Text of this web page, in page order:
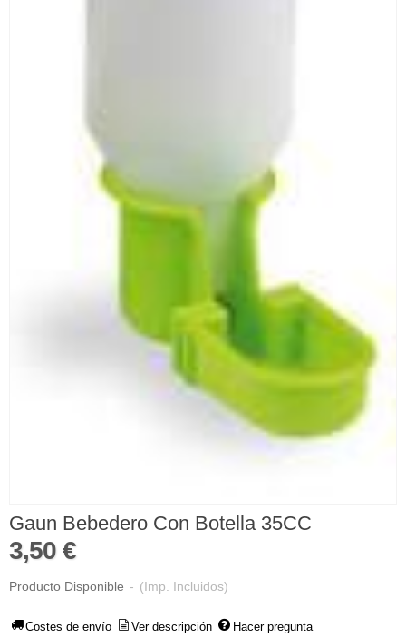
Gaun Bebedero Con Botella 35CC
3,50 €
Producto Disponible - (Imp. Incluidos)
Costes de envío Ver descripción Hacer pregunta